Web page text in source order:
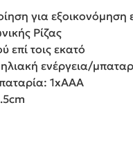
για εξοικονόμηση
Ρίζας
επί τοις εκατό
ηλιακή ενέργεια/
1xAAA